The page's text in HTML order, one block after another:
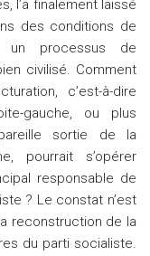
l’a finalement laissé
des conditions de
un processus de
civilisé. Comment
c’est-à-dire
gauche, ou plus
sortie de la
pourrait s’opérer
responsable de
? Le constat n’est
reconstruction de la
du parti socialiste.